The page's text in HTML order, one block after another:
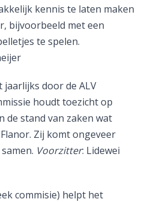
kennis te laten maken
bijvoorbeeld met een
te spelen.
jaarlijks door de ALV
houdt toezicht op
de stand van zaken wat
Zij komt ongeveer
Voorzitter: Lidewei
commisie) helpt het